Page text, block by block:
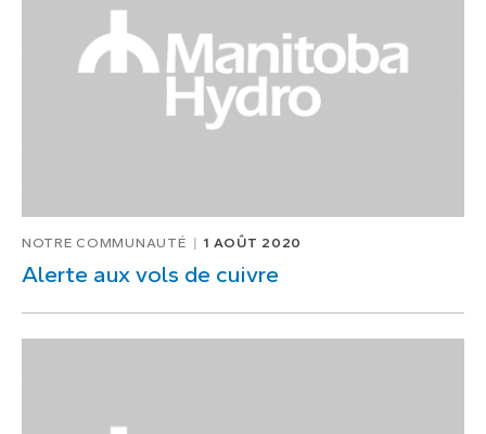
NOTRE COMMUNAUTÉ 1 AOÛT 2020
Alerte aux vols de cuivre